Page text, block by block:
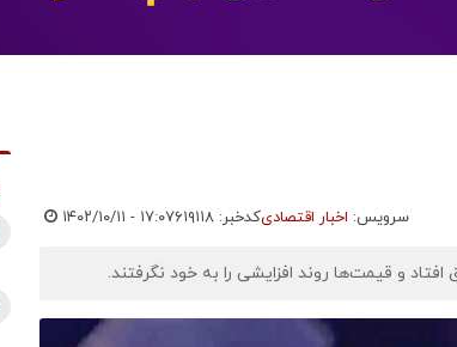
سرویس: اخبار اقتصادیکدخبر: ۶۱۹۱۱۸ ۱۴۰۲/۱۰/۱۱ - ۱۷:۰۷